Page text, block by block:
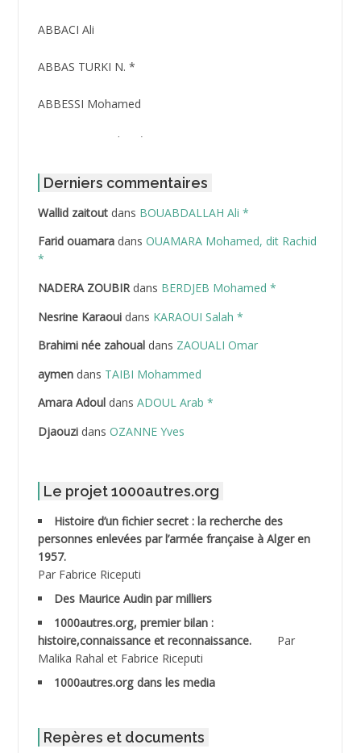
ABBACI Ali
ABBAS TURKI N. *
ABBESSI Mohamed
ABBOUR Azzedine *
ABDAT Amar
ABDEDDAIM Hamid
ABDELAZIZ Mohamed
ABDELHAFID Lakhdar
ABDELLI Mohamed
ABDELLI Mohamed *
ABDELMOUMENE Ahmed
ABDESMED Mohamed ben Kaddour
ABDESSELAMI Kouider
ABDESSLEM Ahmed dit le Coiffeur
ABDOUDOU
ABID Mohamed
Derniers commentaires
Wallid zaitoutdans BOUABDALLAH Ali *
Farid ouamaradans OUAMARA Mohamed, dit Rachid
*
NADERA ZOUBIRdans BERDJEB Mohamed *
Nesrine Karaouidans KARAOUI Salah *
Brahimi née zahoualdans ZAOUALI Omar
aymendans TAIBI Mohammed
Amara Adouldans ADOUL Arab *
Djaouzidans OZANNE Yves
Le projet 1000autres.org
Histoire d’un fichier secret : la recherche des
personnes enlevées par l’armée française à Alger en
1957.
Par Fabrice Riceputi
Des Maurice Audin par milliers
1000autres.org, premier bilan :
histoire,connaissance et reconnaissance.
Par
Malika Rahal et Fabrice Riceputi
1000autres.org dans les media
Repères et documents